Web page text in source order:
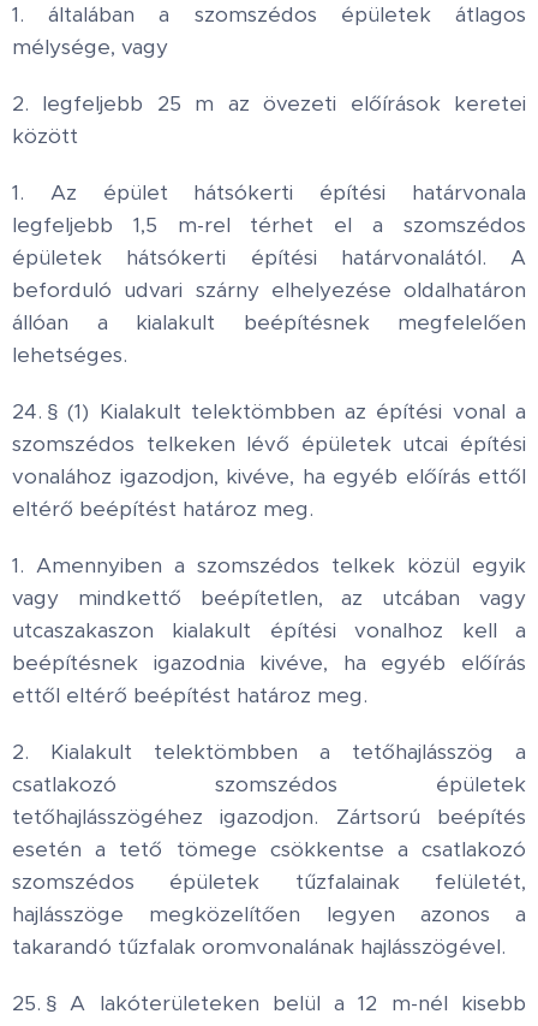
1. általában a szomszédos épületek átlagos
mélysége, vagy
2. legfeljebb 25 m az övezeti előírások keretei
között
1. Az épület hátsókerti építési határvonala
legfeljebb 1,5 m-rel térhet el a szomszédos
épületek hátsókerti építési határvonalától. A
beforduló udvari szárny elhelyezése oldalhatáron
állóan a kialakult beépítésnek megfelelően
lehetséges.
24. § (1) Kialakult telektömbben az építési vonal a
szomszédos telkeken lévő épületek utcai építési
vonalához igazodjon, kivéve, ha egyéb előírás ettől
eltérő beépítést határoz meg.
1. Amennyiben a szomszédos telkek közül egyik
vagy mindkettő beépítetlen, az utcában vagy
utcaszakaszon kialakult építési vonalhoz kell a
beépítésnek igazodnia kivéve, ha egyéb előírás
ettől eltérő beépítést határoz meg.
2. Kialakult telektömbben a tetőhajlásszög a
csatlakozó szomszédos épületek
tetőhajlásszögéhez igazodjon. Zártsorú beépítés
esetén a tető tömege csökkentse a csatlakozó
szomszédos épületek tűzfalainak felületét,
hajlásszöge megközelítően legyen azonos a
takarandó tűzfalak oromvonalának hajlásszögével.
25. § A lakóterületeken belül a 12 m-nél kisebb